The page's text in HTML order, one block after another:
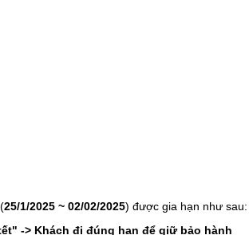
(25/1/2025 ~ 02/02/2025) được gia hạn như sau:
-> Khách đi đúng hạn để giữ bảo hành